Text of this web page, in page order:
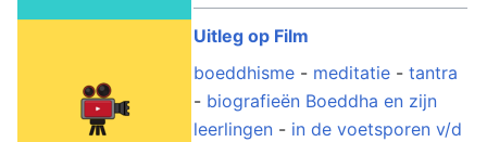
Uitleg op Film
boeddhisme - meditatie - tantra
- biografieën Boeddha en zijn
leerlingen - in de voetsporen v/d